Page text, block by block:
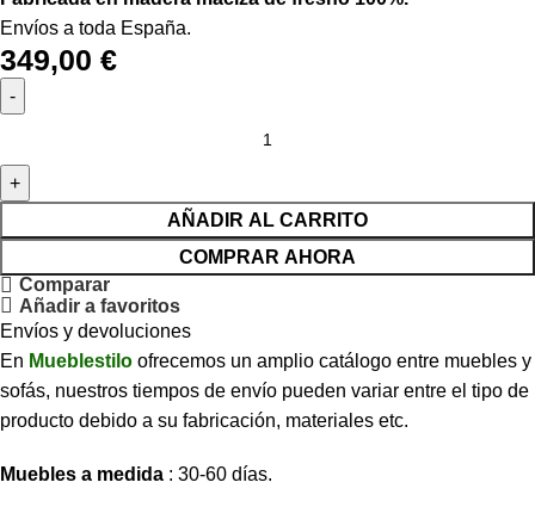
Envíos a toda España.
349,00 €
AÑADIR AL CARRITO
COMPRAR AHORA
Comparar
Añadir a favoritos
Envíos y devoluciones
En Mueblestilo ofrecemos un amplio catálogo entre muebles y
sofás, nuestros tiempos de envío pueden variar entre el tipo de
producto debido a su fabricación, materiales etc.
Muebles a medida : 30-60 días.